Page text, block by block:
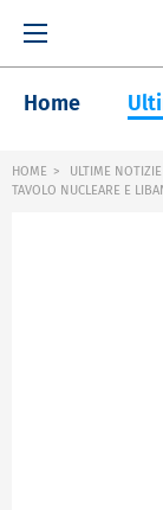
Home
HOME ULTIME NOTIZIE
TAVOLO NUCLEARE E